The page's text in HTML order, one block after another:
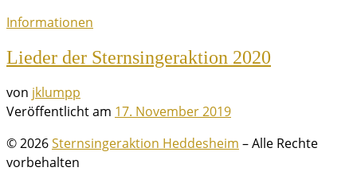
Informationen
Lieder der Sternsingeraktion 2020
von jklumpp
Veröffentlicht am 17. November 2019
© 2026Sternsingeraktion Heddesheim – Alle Rechte
vorbehalten